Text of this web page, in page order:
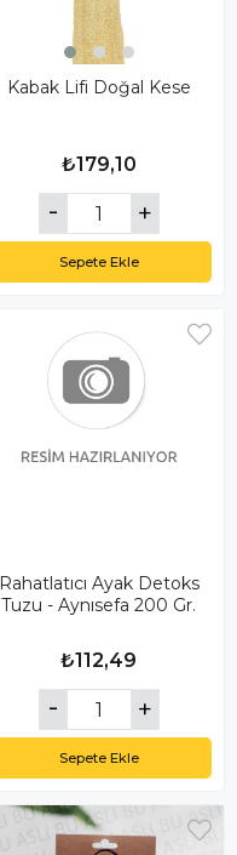
Kabak Lifi Doğal Kese
₺179,10
Sepete Ekle
Rahatlatıcı Ayak Detoks
Tuzu - Aynısefa 200 Gr.
₺112,49
Sepete Ekle